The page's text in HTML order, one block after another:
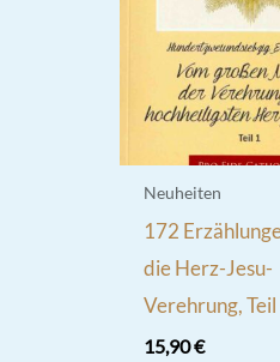
Neuheiten
172
die Herz-Jesu-
Verehrung, Teil
15,90€